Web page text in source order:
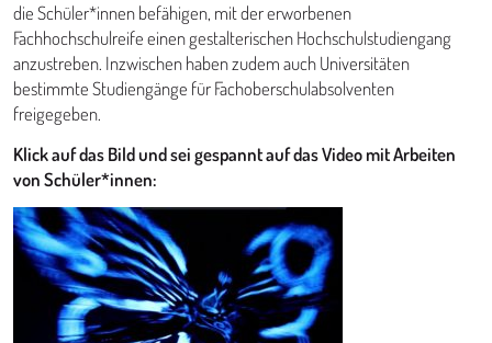
die Schüler*innen befähigen, mit der erworbenen
Fachhochschulreife einen gestalterischen Hochschulstudiengang
anzustreben. Inzwischen haben zudem auch Universitäten
bestimmte Studiengänge für Fachoberschulabsolventen
freigegeben.
Klick auf das Bild und sei gespannt auf das Video mit Arbeiten
von Schüler*innen: